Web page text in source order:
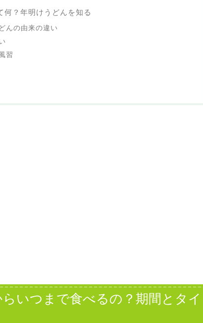
何？年明けうどんを知る
んの由来の違い
習
いつまで食べるの？期間とタイ